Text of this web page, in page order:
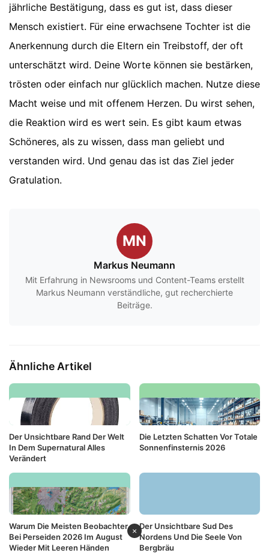
jährliche Bestätigung, dass es gut ist, dass dieser
Mensch existiert. Für eine erwachsene Tochter ist die
Anerkennung durch die Eltern ein Treibstoff, der oft
unterschätzt wird. Deine Worte können sie bestärken,
trösten oder einfach nur glücklich machen. Nutze diese
Macht weise und mit offenem Herzen. Du wirst sehen,
die Reaktion wird es wert sein. Es gibt kaum etwas
Schöneres, als zu wissen, dass man geliebt und
verstanden wird. Und genau das ist das Ziel jeder
Gratulation.
MN
Markus Neumann
Mit Erfahrung in Newsrooms und Content-Teams erstellt
Markus Neumann verständliche, gut recherchierte
Beiträge.
Ähnliche Artikel
Der Unsichtbare Rand Der Welt
In Dem Supernatural Alles
Verändert
Die Letzten Schatten Vor Totale
Sonnenfinsternis 2026
Warum Die Meisten Beobachter
Bei Perseiden 2026 Im August
Wieder Mit Leeren Händen
Der Unsichtbare Sud Des
Nordens Und Die Seele Von
Bergbräu
×